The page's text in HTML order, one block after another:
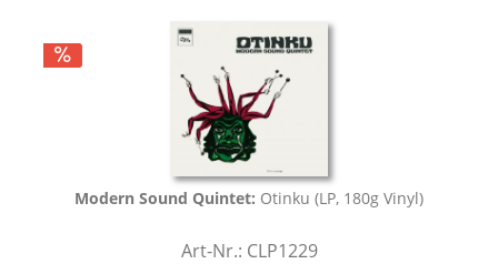
Modern Sound Quintet: Otinku (LP, 180g Vinyl)
Art-Nr.: CLP1229